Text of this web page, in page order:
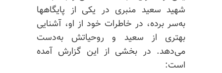
شهید سعید منبری در یکی از پایگاهها
به‌سر برده، در خاطرات خود از او، آشنایی
بهتری از سعید و روحیاتش به‌دست
می‌دهد. در بخشی از این گزارش آمده
است: